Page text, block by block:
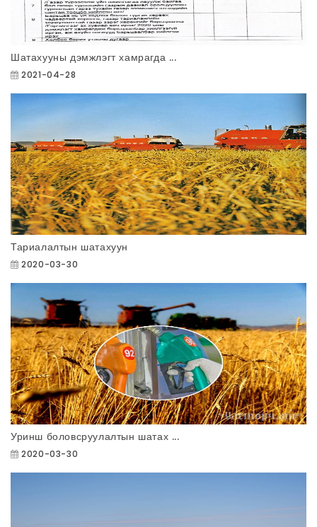
Шатахууны дэмжлэгт хамрагда ...
2021-04-28
Тариалалтын шатахуун
2020-03-30
Уринш боловсруулалтын шатах ...
2020-03-30